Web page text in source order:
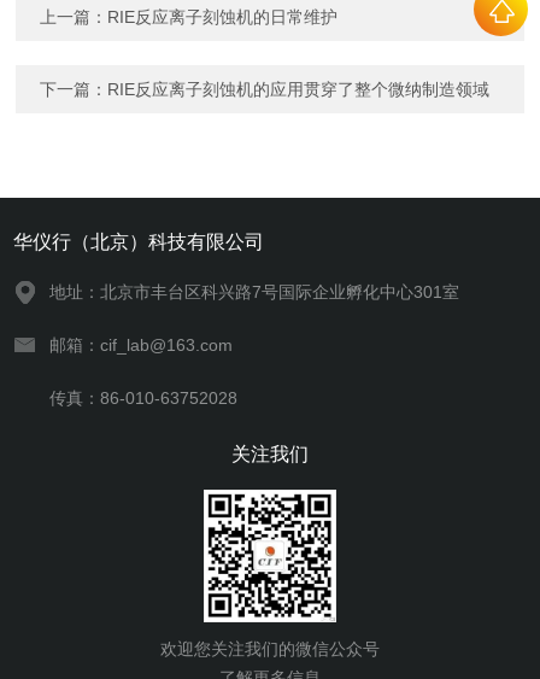
上一篇： RIE反应离子刻蚀机的日常维护
下一篇： RIE反应离子刻蚀机的应用贯穿了整个微纳制造领域
华仪行（北京）科技有限公司
地址：北京市丰台区科兴路7号国际企业孵化中心301室
邮箱：cif_lab@163.com
传真：86-010-63752028
关注我们
欢迎您关注我们的微信公众号